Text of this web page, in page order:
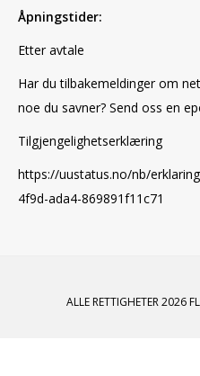
Åpningstider:
Etter avtale
Har du tilbakemeldinger om
noe du savner? Send oss en
Tilgjengelighetserklæring
https://uustatus.no/nb/
4f9d-ada4-869891f11c71
ALLE RETTIGHETER 2026